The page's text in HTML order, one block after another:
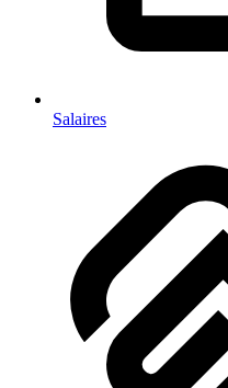
Salaires